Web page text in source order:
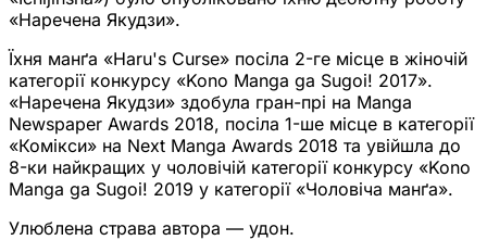
«Наречена Якудзи».
Їхня манґа «Haru's Curse» посіла 2-ге місце в жіночій
категорії конкурсу «Kono Manga ga Sugoi! 2017».
«Наречена Якудзи» здобула гран-прі на Manga
Newspaper Awards 2018, посіла 1-ше місце в категорії
«Комікси» на Next Manga Awards 2018 та увійшла до
8-ки найкращих у чоловічій категорії конкурсу «Kono
Manga ga Sugoi! 2019 у категорії «Чоловіча манґа».
Улюблена страва автора — удон.